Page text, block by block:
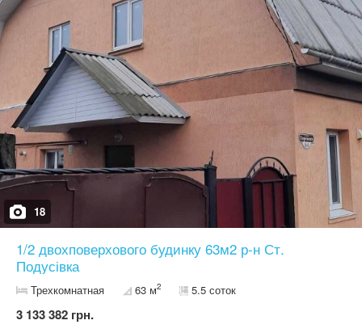
18
1/2 двохповерхового будинку 63м2 р-н Ст.
Подусівка
Трехкомнатная 63 м2 5.5 соток
3 133 382 грн.